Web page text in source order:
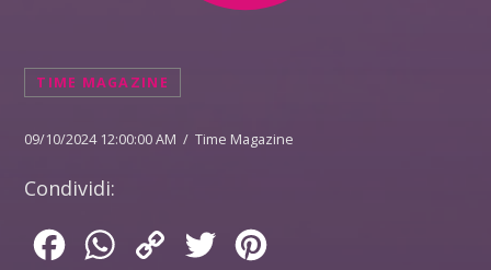
TIME MAGAZINE
09/10/2024 12:00:00 AM / Time Magazine
Condividi:
FacebookWhatsApp
Copy
Twitter